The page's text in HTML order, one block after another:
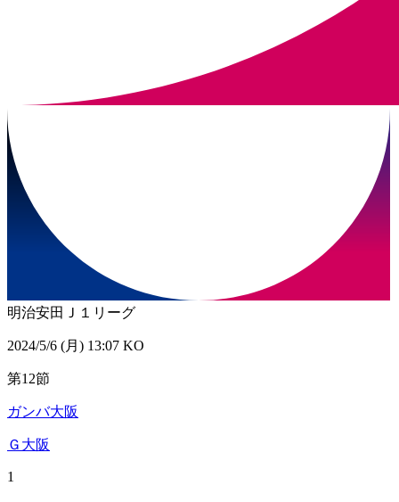
明治安田Ｊ１リーグ
2024/5/6 (月) 13:07 KO
第12節
ガンバ大阪
Ｇ大阪
1